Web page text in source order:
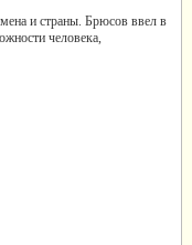
и страны. Брюсов ввел в
человека,